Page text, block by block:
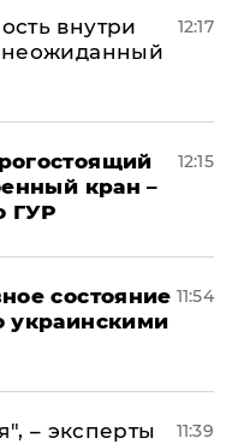
внутри
12:17
кран –
ГУР
12:15
состояние
украинскими
11:54
– эксперты
11:39